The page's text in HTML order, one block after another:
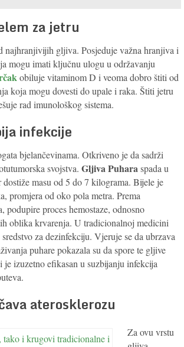
za jetru
najhranjivijih gljiva. Posjeduje važna hranjiva i
mogu imati ključnu ulogu u održavanju
obiluje vitaminom D i veoma dobro štiti od
koja mogu dovesti do upale i raka. Štiti jetru
rad imunološkog sistema.
infekcije
bjelančevinama. Otkriveno je da sadrži
svojstva. Gljiva Puharaspada u
masu od 5 do 7 kilograma. Bijele je
promjera od oko pola metra. Prema
podupire proces hemostaze, odnosno
oblika krvarenja. U tradicionalnoj medicini
za dezinfekciju. Vjeruje se da ubrzava
puhare pokazala su da spore te gljive
izuzetno efikasan u suzbijanju infekcija
aterosklerozu
Za ovu vrstu